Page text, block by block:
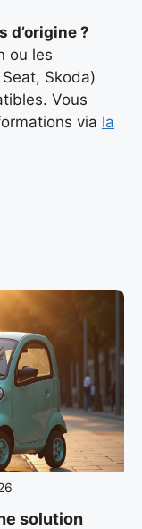
d’origine ?
ou les
Skoda)
Vous
via la
solution